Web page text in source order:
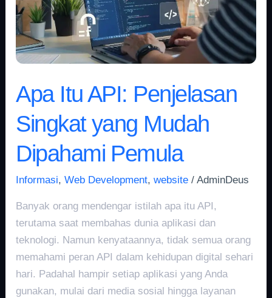
Apa Itu API: Penjelasan
Singkat yang Mudah
Dipahami Pemula
Informasi,Web Development,website /AdminDeus
Banyak orang mendengar istilah apa itu API,
terutama saat membahas dunia aplikasi dan
teknologi. Namun kenyataannya, tidak semua orang
memahami peran API dalam kehidupan digital sehari
hari. Padahal hampir setiap aplikasi yang Anda
gunakan, mulai dari media sosial hingga layanan
yang
Mudah
Dipahami
Pemula